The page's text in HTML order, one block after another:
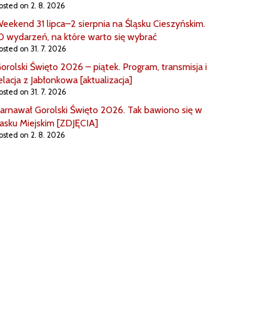
on 2. 8. 2026
31 lipca–2 sierpnia na Śląsku Cieszyńskim.
wydarzeń, na które warto się wybrać
on 31. 7. 2026
Święto 2026 – piątek. Program, transmisja i
z Jabłonkowa [aktualizacja]
on 31. 7. 2026
Gorolski Święto 2026. Tak bawiono się w
Miejskim [ZDJĘCIA]
on 2. 8. 2026